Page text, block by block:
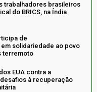
trabalhadores brasileiros
do BRICS, na Índia
de
solidariedade ao povo
terremoto
EUA contra a
à recuperação